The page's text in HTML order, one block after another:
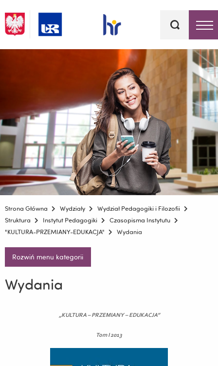
kluczowe
Strona Główna Wydziały
Wydział Pedagogiki i Filozofii
Struktura
Instytut Pedagogiki
Czasopisma Instytutu
"KULTURA-PRZEMIANY-EDUKACJA"
Wydania
Rozwiń menu kategorii
Wydania
„KULTURA – PRZEMIANY – EDUKACJA”
Tom I 2013